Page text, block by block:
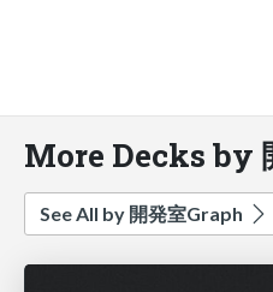
More Decks by
See All by 開発室Graph